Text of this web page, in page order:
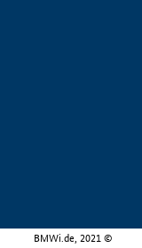
BMWi.de, 2021 ©